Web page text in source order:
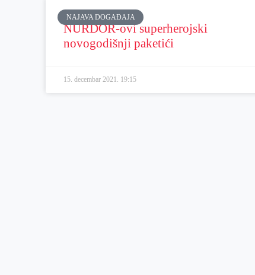
NAJAVA DOGAĐAJA
NURDOR-ovi superherojski
novogodišnji paketići
15. decembar 2021. 19:15